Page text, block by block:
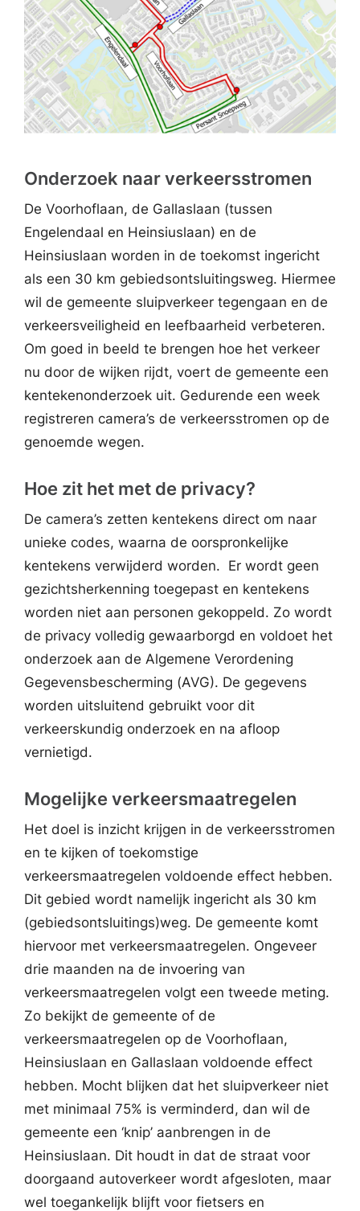
Onderzoek naar verkeersstromen
De Voorhoflaan, de Gallaslaan (tussen
Engelendaal en Heinsiuslaan) en de
Heinsiuslaan worden in de toekomst ingericht
als een 30 km gebiedsontsluitingsweg. Hiermee
wil de gemeente sluipverkeer tegengaan en de
verkeersveiligheid en leefbaarheid verbeteren.
Om goed in beeld te brengen hoe het verkeer
nu door de wijken rijdt, voert de gemeente een
kentekenonderzoek uit. Gedurende een week
registreren camera’s de verkeersstromen op de
genoemde wegen.
Hoe zit het met de privacy?
De camera’s zetten kentekens direct om naar
unieke codes, waarna de oorspronkelijke
kentekens verwijderd worden. Er wordt geen
gezichtsherkenning toegepast en kentekens
worden niet aan personen gekoppeld. Zo wordt
de privacy volledig gewaarborgd en voldoet het
onderzoek aan de Algemene Verordening
Gegevensbescherming (AVG). De gegevens
worden uitsluitend gebruikt voor dit
verkeerskundig onderzoek en na afloop
vernietigd.
Mogelijke verkeersmaatregelen
Het doel is inzicht krijgen in de verkeersstromen
en te kijken of toekomstige
verkeersmaatregelen voldoende effect hebben.
Dit gebied wordt namelijk ingericht als 30 km
(gebiedsontsluitings)weg. De gemeente komt
hiervoor met verkeersmaatregelen. Ongeveer
drie maanden na de invoering van
verkeersmaatregelen volgt een tweede meting.
Zo bekijkt de gemeente of de
verkeersmaatregelen op de Voorhoflaan,
Heinsiuslaan en Gallaslaan voldoende effect
hebben. Mocht blijken dat het sluipverkeer niet
met minimaal 75% is verminderd, dan wil de
gemeente een ‘knip’ aanbrengen in de
Heinsiuslaan. Dit houdt in dat de straat voor
doorgaand autoverkeer wordt afgesloten, maar
wel toegankelijk blijft voor fietsers en